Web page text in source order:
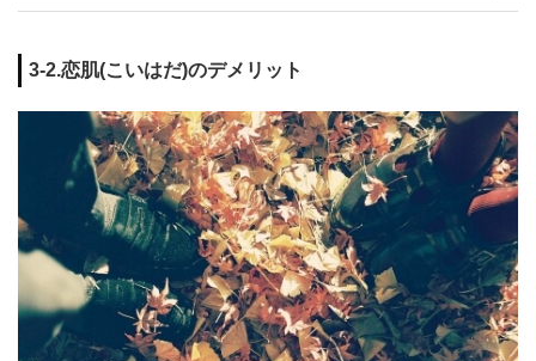
3-2.恋肌(こいはだ)のデメリット